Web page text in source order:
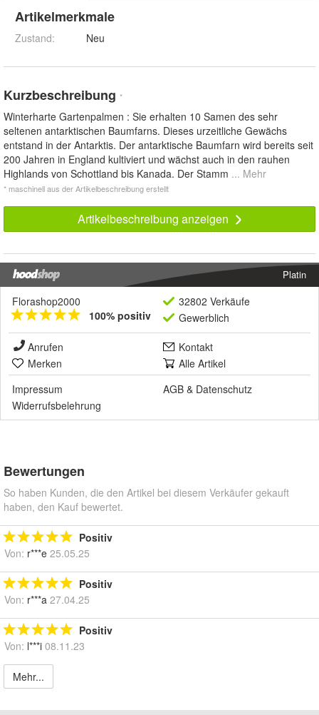
Artikelmerkmale
Zustand: Neu
Kurzbeschreibung *
Winterharte Gartenpalmen : Sie erhalten 10 Samen des sehr
seltenen antarktischen Baumfarns. Dieses urzeitliche Gewächs
entstand in der Antarktis. Der antarktische Baumfarn wird bereits seit
200 Jahren in England kultiviert und wächst auch in den rauhen
Highlands von Schottland bis Kanada. Der Stamm ... Mehr
* maschinell aus der Artikelbeschreibung erstellt
Artikelbeschreibung anzeigen
Platin
Florashop2000
100% positiv
32802 Verkäufe
Gewerblich
Anrufen
Kontakt
Merken
Alle Artikel
Impressum
AGB & Datenschutz
Widerrufsbelehrung
Bewertungen
So haben Kunden, die den Artikel bei diesem Verkäufer gekauft
haben, den Kauf bewertet.
Positiv
Von: r***e 25.05.25
Positiv
Von: r***a 27.04.25
Positiv
Von: l***i 08.11.23
Mehr...